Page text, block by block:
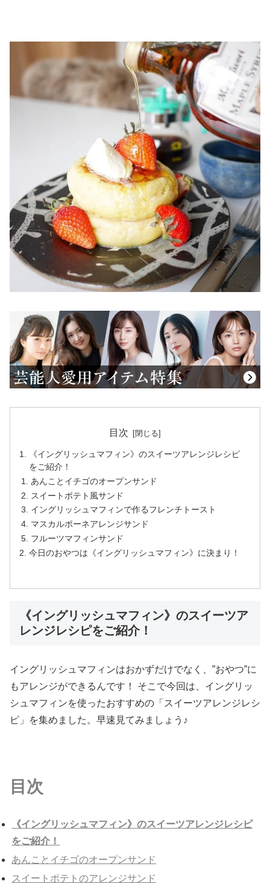
目次
《イングリッシュマフィン》のスイーツアレンジレシピ
をご紹介！
あんことイチゴのオープンサンド
スイートポテト風サンド
イングリッシュマフィンで作るフレンチトースト
マスカルポーネアレンジサンド
フルーツマフィンサンド
今日のおやつは《イングリッシュマフィン》に決まり！
《イングリッシュマフィン》のスイーツア
レンジレシピをご紹介！
イングリッシュマフィンはおかずだけでなく、”おやつ”に
もアレンジができるんです！ そこで今回は、イングリッ
シュマフィンを使ったおすすめの「スイーツアレンジレシ
ピ」を集めました。早速見てみましょう♪
目次
《イングリッシュマフィン》のスイーツアレンジレシピ
をご紹介！
あんことイチゴのオープンサンド
スイートポテトのアレンジサンド